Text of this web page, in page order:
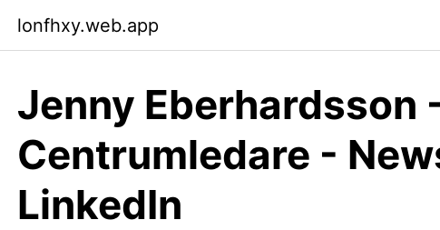
lonfhxy.web.app
Jenny Eberhardsson
Centrumledare -
LinkedIn